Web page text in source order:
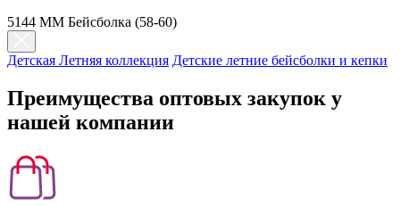
5144 MM Бейсболка (58-60)
Детская Летняя коллекция Детские летние бейсболки и кепки
Преимущества оптовых закупок у
нашей компании